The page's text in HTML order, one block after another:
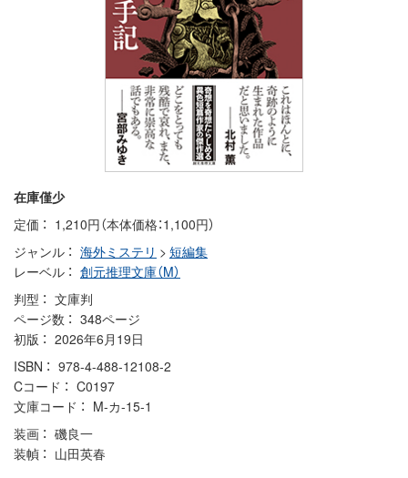
在庫僅少
定価
1,210円（本体価格：1,100円）
ジャンル
海外ミステリ > 短編集
レーベル
創元推理文庫（M）
判型
文庫判
ページ数
348ページ
初版
2026年6月19日
ISBN
978-4-488-12108-2
Cコード
C0197
文庫コード
M-カ-15-1
装画
磯良一
装幀
山田英春